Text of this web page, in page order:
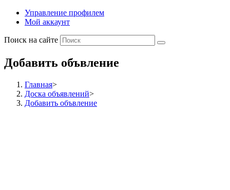
Управление профилем
Мой аккаунт
Поиск на сайте
Добавить объвление
Главная>
Доска объявлений>
Добавить объвление